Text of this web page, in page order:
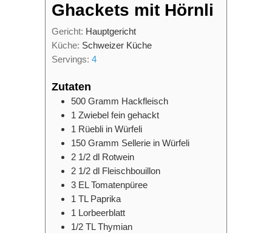
Ghackets mit Hörnli
Gericht: Hauptgericht
Küche: Schweizer Küche
Servings: 4
Zutaten
500 Gramm Hackfleisch
1 Zwiebel fein gehackt
1 Rüebli in Würfeli
150 Gramm Sellerie in Würfeli
2 1/2 dl Rotwein
2 1/2 dl Fleischbouillon
3 EL Tomatenpüree
1 TL Paprika
1 Lorbeerblatt
1/2 TL Thymian